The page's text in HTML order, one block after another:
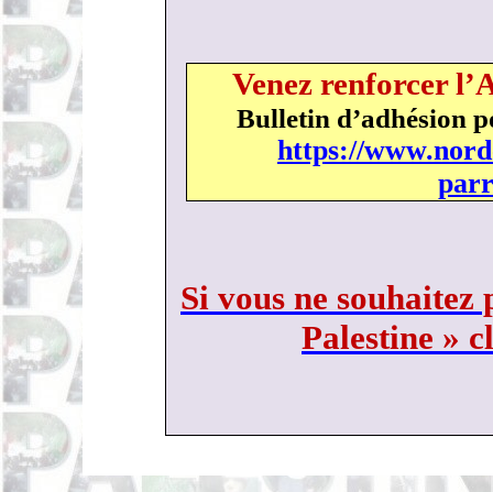
Venez renforcer
Bulletin d’adhésion
https://
Si vous ne souhaitez
Palestine »